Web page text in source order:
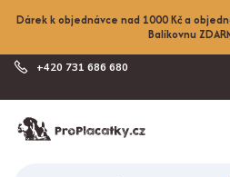
Dárek k objednávce nad 1000 Kč a
Balíkovnu
+420 731 686 680